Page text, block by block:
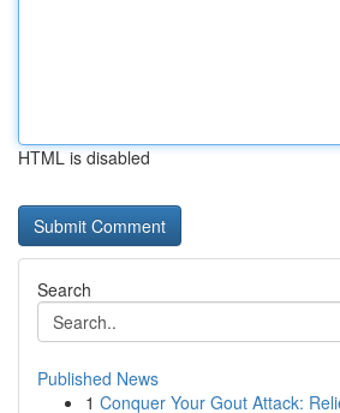
HTML is disabled
Search
Published News
1 Conquer Your Gout Attack: